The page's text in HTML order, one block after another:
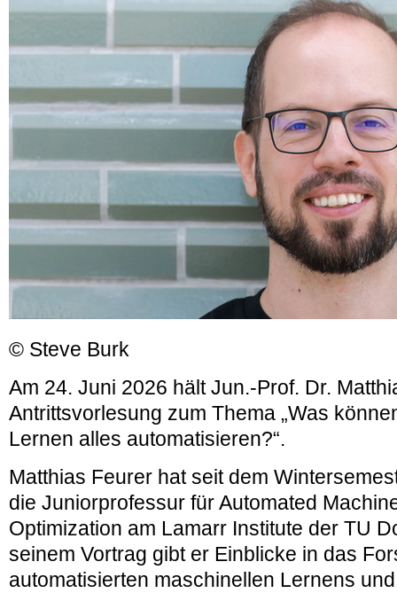
© Steve Burk
Am 24. Juni 2026 hält Jun.-Prof. Dr.
Antrittsvorlesung zum Thema „Was
Lernen alles automatisieren?“.
Matthias Feurer hat seit dem
die Juniorprofessur für Automated
Optimization am Lamarr Institute der TU
seinem Vortrag gibt er Einblicke in das
automatisierten maschinellen Lernens